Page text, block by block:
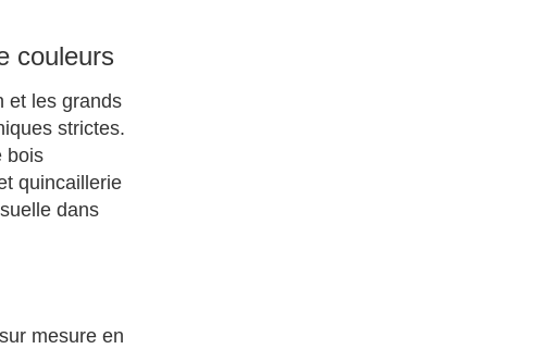
couleurs
et les grands
strictes.
bois
quincaillerie
dans
mesure en